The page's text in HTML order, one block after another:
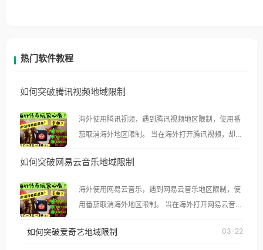
热门软件教程
如何突破腾讯视频地域限制
海外使用腾讯视频，遇到腾讯视频地区限制，使用番
茄取消海外地区限制。 当在海外打开腾讯视频，却突
示语。 海外用户如香港、澳门、台湾、美国、加拿
像其他音乐平台一样，出现地区及版权限制问题，且
仅能在中国大陆地区播放。 遇到这个问题的朋友们，
如何突破网易云音乐地域限制
海外使用网易云音乐，遇到网易云音乐地区限制，使
用番茄取消海外地区限制。 当在海外打开网易云音
播放”的提示语。 海外用户如香港、澳门、台湾、美
如何突破爱奇艺地域限制 03-22